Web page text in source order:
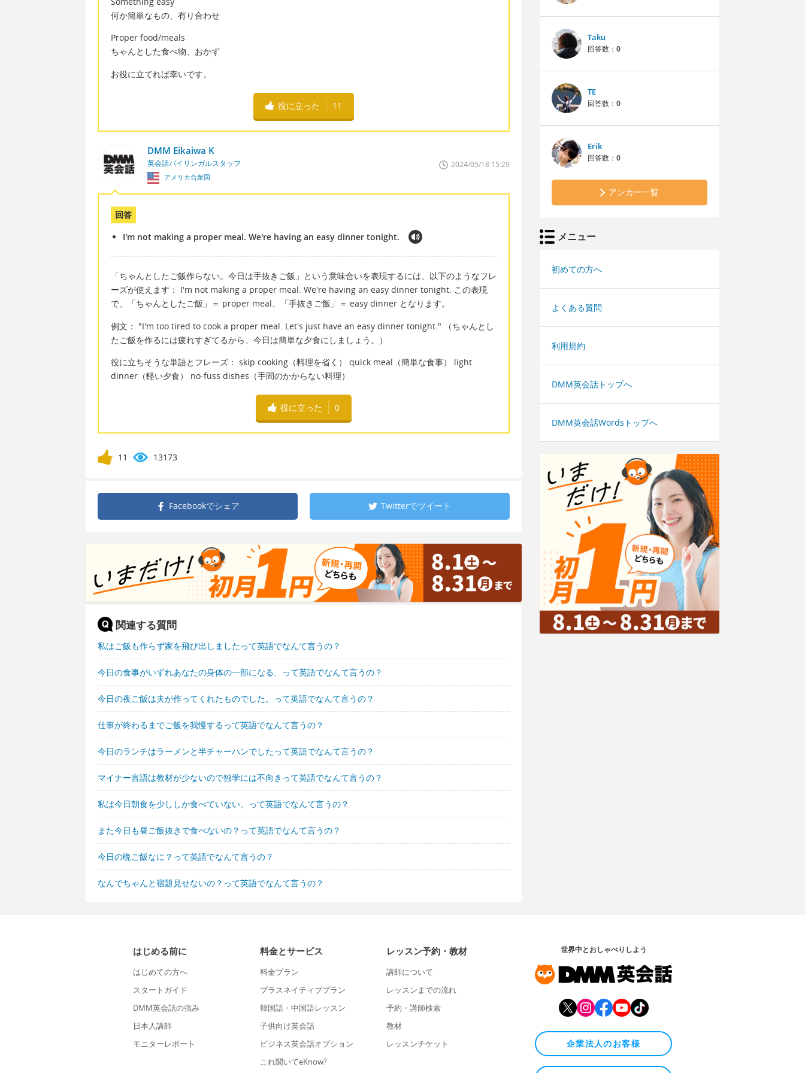
何か簡単なもの、有り合わせ
Proper food/meals
ちゃんとした食べ物、おかず
お役に立てれば幸いです。
役に立った 11
DMM Eikaiwa K
英会話バイリンガルスタッフ
アメリカ合衆国
2024/05/18 15:29
回答
I'm not making a proper meal. We're having an easy dinner tonight.
「ちゃんとしたご飯作らない。今日は手抜きご飯」という意味合いを表現するには、以下のようなフレ
ーズが使えます： I'm not making a proper meal. We're having an easy dinner tonight. この表現
で、「ちゃんとしたご飯」＝ proper meal、「手抜きご飯」＝ easy dinner となります。
例文： "I'm too tired to cook a proper meal. Let's just have an easy dinner tonight." （ちゃんとし
たご飯を作るには疲れすぎてるから、今日は簡単な夕食にしましょう。）
役に立ちそうな単語とフレーズ： skip cooking（料理を省く） quick meal（簡単な食事） light
dinner（軽い夕食） no-fuss dishes（手間のかからない料理）
役に立った 0
11 13173
Facebookでシェア Twitterでツイート
関連する質問
私はご飯も作らず家を飛び出しましたって英語でなんて言うの？
今日の食事がいずれあなたの身体の一部になる、って英語でなんて言うの？
今日の夜ご飯は夫が作ってくれたものでした。って英語でなんて言うの？
仕事が終わるまでご飯を我慢するって英語でなんて言うの？
今日のランチはラーメンと半チャーハンでしたって英語でなんて言うの？
マイナー言語は教材が少ないので独学には不向きって英語でなんて言うの？
私は今日朝食を少ししか食べていない。って英語でなんて言うの？
また今日も昼ご飯抜きで食べないの？って英語でなんて言うの？
今日の晩ご飯なに？って英語でなんて言うの？
なんでちゃんと宿題見せないの？って英語でなんて言うの？
Taku
回答数： 0
TE
回答数： 0
Erik
回答数： 0
アンカー一覧
メニュー
初めての方へ
よくある質問
利用規約
DMM英会話トップへ
DMM英会話Wordsトップへ
はじめる前に
はじめての方へ
スタートガイド
DMM英会話の強み
日本人講師
モニターレポート
料金とサービス
料金プラン
プラスネイティブプラン
韓国語・中国語レッスン
子供向け英会話
ビジネス英会話オプション
これ聞いてeKnow?
レッスン予約・教材
講師について
レッスンまでの流れ
予約・講師検索
教材
レッスンチケット
世界中とおしゃべりしよう
企業法人のお客様